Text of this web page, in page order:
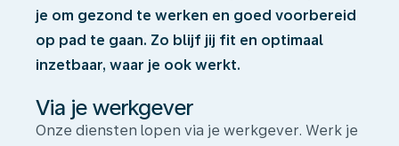
je om gezond te werken en goed voorbereid
op pad te gaan. Zo blijf jij fit en optimaal
inzetbaar, waar je ook werkt.
Via je werkgever
Onze diensten lopen via je werkgever. Werk je